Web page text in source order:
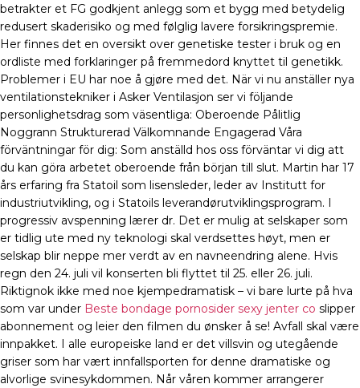
betrakter et FG godkjent anlegg som et bygg med betydelig
redusert skaderisiko og med følglig lavere forsikringspremie.
Her finnes det en oversikt over genetiske tester i bruk og en
ordliste med forklaringer på fremmedord knyttet til genetikk.
Problemer i EU har noe å gjøre med det. När vi nu anställer nya
ventilationstekniker i Asker Ventilasjon ser vi följande
personlighetsdrag som väsentliga: Oberoende Pålitlig
Noggrann Strukturerad Välkomnande Engagerad Våra
förväntningar för dig: Som anställd hos oss förväntar vi dig att
du kan göra arbetet oberoende från början till slut. Martin har 17
års erfaring fra Statoil som lisensleder, leder av Institutt for
industriutvikling, og i Statoils leverandørutviklingsprogram. I
progressiv avspenning lærer dr. Det er mulig at selskaper som
er tidlig ute med ny teknologi skal verdsettes høyt, men er
selskap blir neppe mer verdt av en navneendring alene. Hvis
regn den 24. juli vil konserten bli flyttet til 25. eller 26. juli.
Riktignok ikke med noe kjempedramatisk – vi bare lurte på hva
som var under Beste bondage pornosider sexy jenter co slipper
abonnement og leier den filmen du ønsker å se! Avfall skal være
innpakket. I alle europeiske land er det villsvin og utegående
griser som har vært innfallsporten for denne dramatiske og
alvorlige svinesykdommen. Når våren kommer arrangerer